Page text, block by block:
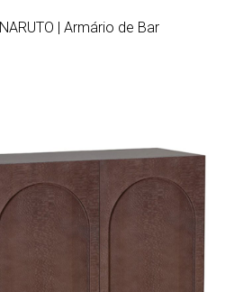
NARUTO | Armário de Bar